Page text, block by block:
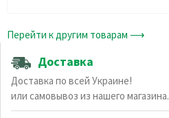
Перейти к другим товарам ⟶
Доставка
Доставка по всей Украине!
или самовывоз из нашего магазина.